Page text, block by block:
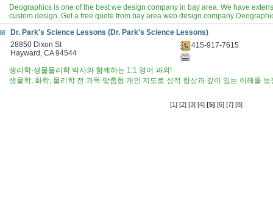
Deographics is one of the best we design company in bay area. We have
custom design. Get a free quote from bay area web design company
Dr. Park's Science Lessons (Dr. Park's Science Lessons)
28850 Dixon St
Hayward, CA 94544
415-917-7615
생리학·생물물리학 박사와 함께하는 1:1 영어 과외!
생물학, 화학, 물리학 전 과목 맞춤형 개인 지도로 성적 향상과 깊이 있는 이해를 보
[1] [2] [3] [4] [5] [6] [7] [8]